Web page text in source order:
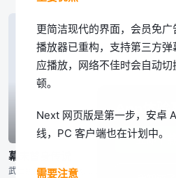
App体验
立即下载
已完结
幕末替身传说
更简洁现代的界面，会员免广
播放器已重构，支持第三方
应播放，网络不佳时会自动
顿。
Next 网页版是第一步，安卓
线，PC 客户端也在计划中。
需要注意